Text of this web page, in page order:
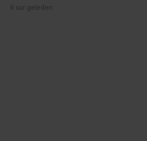
6 uur geleden